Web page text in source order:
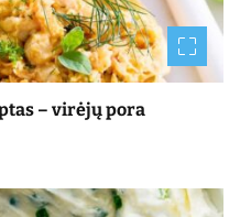
– virėjų pora